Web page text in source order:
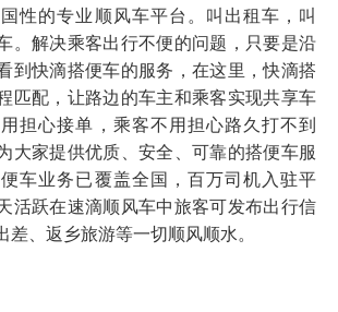
性的专业顺风车平台。叫出租车，叫
。解决乘客出行不便的问题，只要是沿
到快滴搭便车的服务，在这里，快滴搭
匹配，让路边的车主和乘客实现共享车
担心接单，乘客不用担心路久打不到
大家提供优质、安全、可靠的搭便车服
车业务已覆盖全国，百万司机入驻平
活跃在速滴顺风车中旅客可发布出行信
、返乡旅游等一切顺风顺水。